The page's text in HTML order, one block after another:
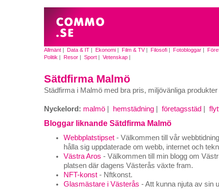
Allmänt | Data & IT | Ekonomi | Film & TV| Filosofi | Fotobloggar |
Politik | Resor | Sport | Vetenskap |
Sätdfirma Malmö
Städfirma i Malmö med bra pris, miljövänliga
Nyckelord: malmö hemstädning företagsstäd
Bloggar liknande Sätdfirma Malmö
Webbplatstipset - Välkommen till vår
hålla sig uppdaterade om webb, internet och
Västra Aros - Välkommen till min blogg om
platsen där dagens Västerås växte fram.
NFT-konst - Nftkonst.
Glasmästare i Västerås - Att kunna njuta av sin